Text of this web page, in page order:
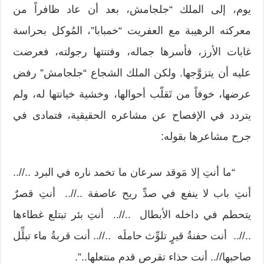
يوم، إلى الملك “جلجامش، بعد أن عاد ظافراً من
معركته الرهيبة مع العفريت “خمبابا”، المُوكل بحراسة
غابات الأرز، فأسرها جماله، وفتنتها رجولته، فعرضت
عليه أن يتزوَّجها. ولكن الملك الشجاع “جلجامش” رفض
عرضها، خوفاً من تَقلّب أحوالها، وخشية خيانتها له، ولم
يتردد في الإفصاح عن مشاعره الحقيقية، فتمادى في
جرح مشاعرها بقوله:
“ما أنتِ إلا مَوقد سرعان ما تخمد ناره في البرد ..//..
أنتِ باب لا ينفع في صدِّ ريح عاصفة ..//.. أنتِ قصرٌ
يتحطم في داخله الأبطال ..//.. أنتِ بئر تبتلع غطاءها
..//.. أنت حفنةُ قيرٍ تلوِّث حاملَه ..//.. أنت قربةُ ماء تبلِّل
صاحبها//.. أنت حذاء تقرص قدم منتعلها..”.